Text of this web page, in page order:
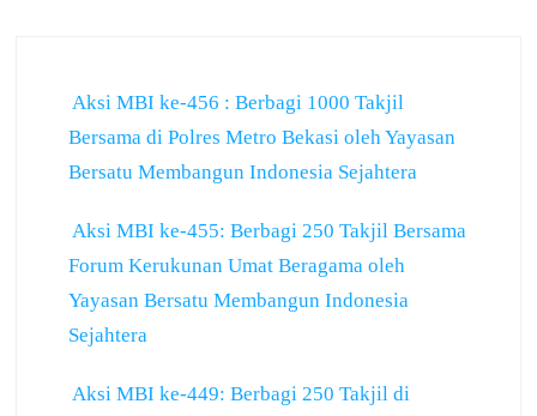
Aksi MBI ke-456 : Berbagi 1000 Takjil
Bersama di Polres Metro Bekasi oleh Yayasan
Bersatu Membangun Indonesia Sejahtera
Aksi MBI ke-455: Berbagi 250 Takjil Bersama
Forum Kerukunan Umat Beragama oleh
Yayasan Bersatu Membangun Indonesia
Sejahtera
Aksi MBI ke-449: Berbagi 250 Takjil di